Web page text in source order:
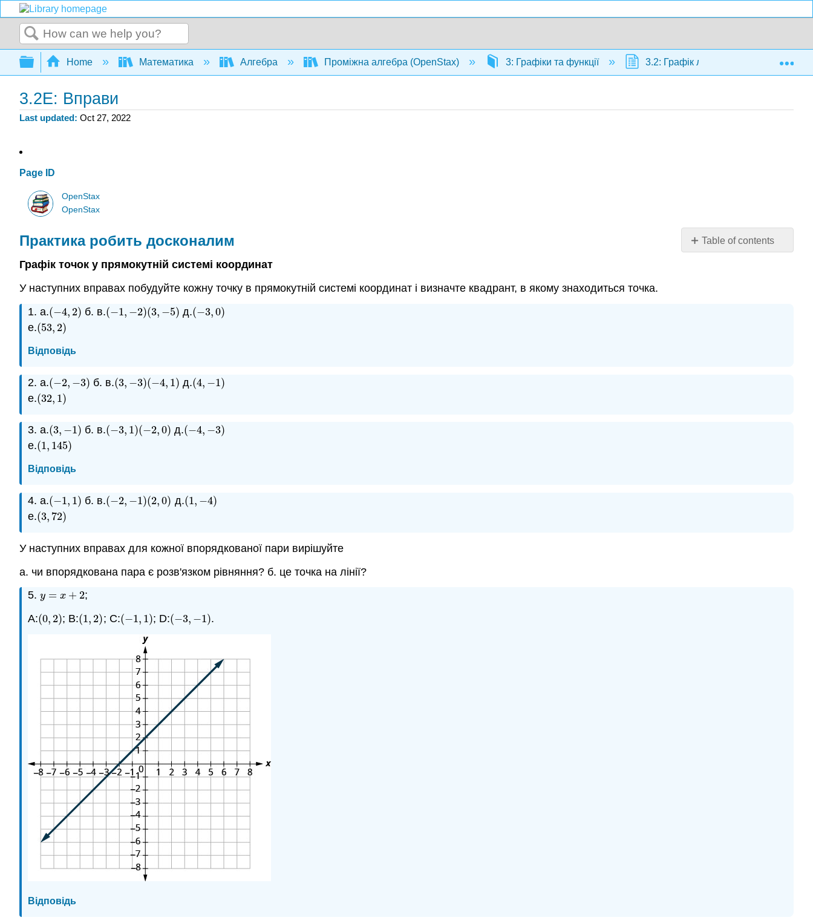
Search
Expand/collapse global hierarchy
Home Математика Алгебра Проміжна алгебра (OpenStax) 3: Графіки та функції 3.2: Графік лінійних рівнянь у двох
3.2E: Вправи
Last updated Oct 27, 2022
Page ID
OpenStax
OpenStax
Table of contents
Практика робить досконалим
Графік точок у прямокутній системі координат
У наступних вправах побудуйте кожну точку в прямокутній системі координат і визначте квадрант, в якому знаходиться точка.
1. а.(−4, 2)
(−4,2) б. в.(−1, −2)
(−1,−2) (3, −5)
(3, −5) д.(−3,0)
(−3,0)
е.(53, 2)
(53, 2)
Відповідь
2. а.(−2, −3)
(−2,−3) б. в.(3, −3)
(3, −3) (−4, 1)
(−4,1) д.(4, −1)
(4, −1)
е.(32, 1)
(32, 1)
3. а.(3, −1)
(3, −1) б. в.(−3, 1)
(−3,1) (−2,0)
(−2,0) д.(−4, −3)
(−4,−3)
е.(1, 145)
(1, 145)
Відповідь
4. а.(−1, 1)
(−1,1) б. в.(−2, −1)
(−2,−1) (2, 0)
(2, 0) д.(1, −4)
(1, −4)
е.(3, 72)
(3, 72)
У наступних вправах для кожної впорядкованої пари вирішуйте
a. чи впорядкована пара є розв'язком рівняння? б. це точка на лінії?
5. y = x + 2
y =x +2
;
A:(0, 2)
(0, 2) ; B:(1, 2)
(1, 2) ; C:(−1, 1)
(−1,1) ; D:(−3, −1)
(−3,−1) .
Відповідь